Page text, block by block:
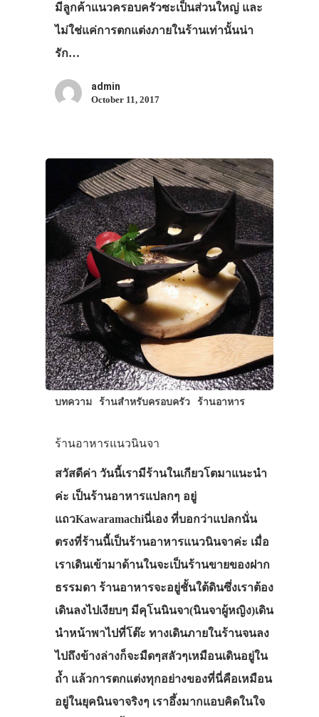
มีลูกค้าแนวครอบครัวซะเป็นส่วนใหญ่ และ
ไม่ใช่แค่การตกแต่งภายในร้านเท่านั้นน่า
รัก…
admin
October 11, 2017
บทความ ร้านสำหรับครอบครัว ร้านอาหาร
ร้านอาหารแนวนินจา
สวัสดีค่า วันนี้เรามีร้านในเกียวโตมาแนะนำ
ค่ะ เป็นร้านอาหารแปลกๆ อยู่
แถวKawaramachiนี่เอง ที่บอกว่าแปลกนั่น
ตรงที่ร้านนี้เป็นร้านอาหารแนวนินจาค่ะ เมื่อ
เราเดินเข้ามาด้านในจะเป็นร้านขายของฝาก
ธรรมดา ร้านอาหารจะอยู่ชั้นใต้ดินซึ่งเราต้อง
เดินลงไปเงียบๆ มีคุโนนินจา(นินจาผู้หญิง)เดิน
นำหน้าพาไปที่โต๊ะ ทางเดินภายในร้านจนลง
ไปถึงข้างล่างก็จะมืดๆสลัวๆเหมือนเดินอยู่ใน
ถ้ำ แล้วการตกแต่งทุกอย่างของที่นี่คือเหมือน
อยู่ในยุคนินจาจริงๆ เราอึ้งมากแอบคิดในใจ